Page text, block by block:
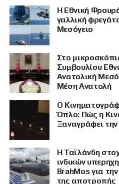
Η Εθνική
γαλλική
Μεσόγειο
Στο
Συμβουλίου
Ανατολική
Μέση Ανατολή
Ο
Όπλο: Πώς η
Ξαναγράφει την
Η Ταϊλάνδη
ινδικών
BrahMos για
της αποτροπής